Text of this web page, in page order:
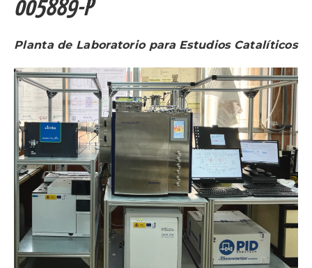
005889-P
Planta de Laboratorio para Estudios Catalíticos